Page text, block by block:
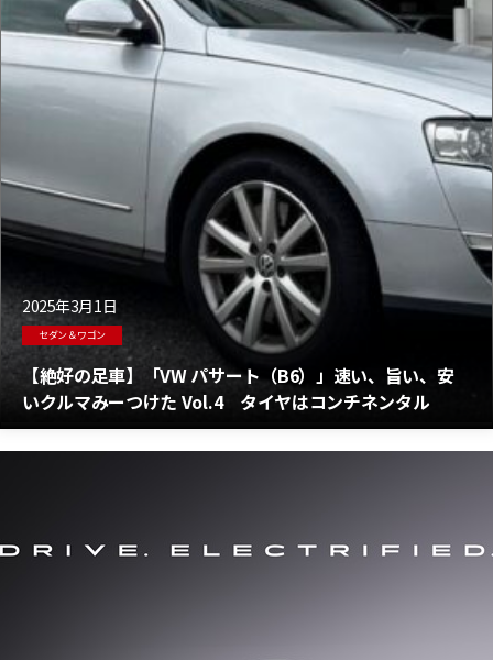
2025年3月1日
セダン＆ワゴン
【絶好の足車】「VW パサート（B6）」速い、旨い、安
いクルマみーつけた Vol.4 タイヤはコンチネンタル